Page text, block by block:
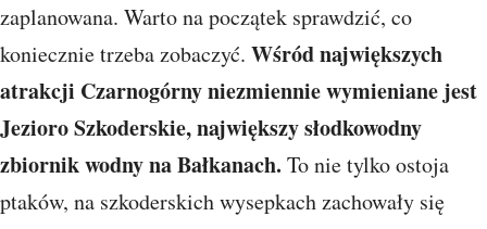
zaplanowana. Warto na początek sprawdzić, co
koniecznie trzeba zobaczyć. Wśród największych
atrakcji Czarnogórny niezmiennie wymieniane jest
Jezioro Szkoderskie, największy słodkowodny
zbiornik wodny na Bałkanach. To nie tylko ostoja
ptaków, na szkoderskich wysepkach zachowały się